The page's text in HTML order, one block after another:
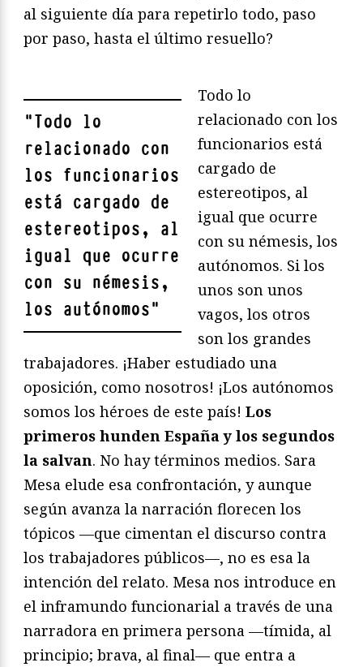
al siguiente día para repetirlo todo, paso
por paso, hasta el último resuello?
"Todo lo
relacionado con
los funcionarios
está cargado de
estereotipos, al
igual que ocurre
con su némesis,
los autónomos"
Todo lo
relacionado con los
funcionarios está
cargado de
estereotipos, al
igual que ocurre
con su némesis, los
autónomos. Si los
unos son unos
vagos, los otros
son los grandes
trabajadores. ¡Haber estudiado una
oposición, como nosotros! ¡Los autónomos
somos los héroes de este país! Los
primeros hunden España y los segundos
la salvan. No hay términos medios. Sara
Mesa elude esa confrontación, y aunque
según avanza la narración florecen los
tópicos —que cimentan el discurso contra
los trabajadores públicos—, no es esa la
intención del relato. Mesa nos introduce en
el inframundo funcionarial a través de una
narradora en primera persona —tímida, al
principio; brava, al final— que entra a